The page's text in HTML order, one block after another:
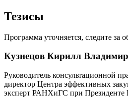
Тезисы
Программа уточняется, следите за
Кузнецов Кирилл
Руководитель консультационной
директор Центра эффективных
эксперт РАНХиГС при Президенте